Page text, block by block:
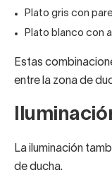
Plato gris con
Plato blanco con
Estas
entre la zona de
La iluminación
de ducha.